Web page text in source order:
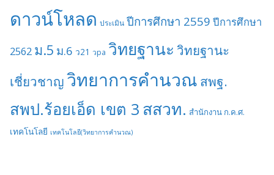
ดาวน์โหลด ประเมิน ปีการศึกษา 2559 ปีการศึกษา
2562 ม.5 ม.6 ว21 วpa วิทยฐานะ วิทยฐานะ
เชี่ยวชาญวิทยาการคำนวณ สพฐ.
สพป.ร้อยเอ็ด เขต 3 สสวท. สำนักงาน ก.ค.ศ.
เทคโนโลยี เทคโนโลยี(วิทยาการคำนวณ)